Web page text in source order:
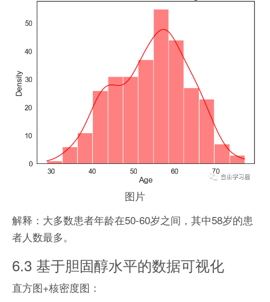
图片
解释：大多数患者年龄在50-60岁之间，其中58岁的患
者人数最多。
6.3 基于胆固醇水平的数据可视化
直方图+核密度图：